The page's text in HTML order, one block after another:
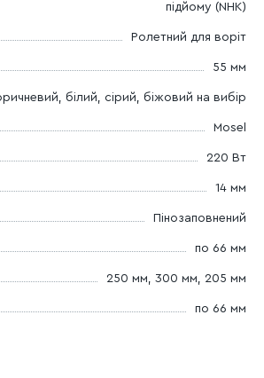
підйому (NHK)
Ролетний для воріт
55 мм
білий, сірий, біжовий на вибір
Mosel
220 Вт
14 мм
Пінозаповнений
по 66 мм
250 мм, 300 мм, 205 мм
по 66 мм